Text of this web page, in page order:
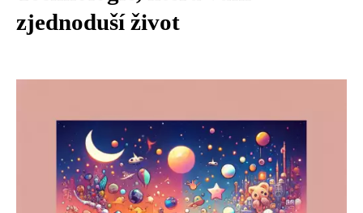
zjednoduší život